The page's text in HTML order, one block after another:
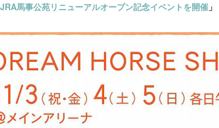
JRA馬事公苑リニューアルオープン記念イベントを開催 」